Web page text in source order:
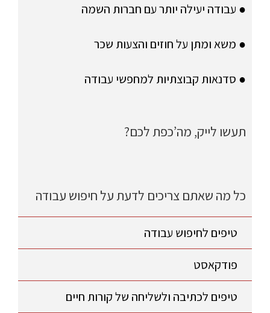
● עבודה יעילה יותר עם חברות השמה
● משא ומתן על חוזים והצעות שכר
● סדנאות קבוצתיות למחפשי עבודה
תעשו לייק, מה’כפת לכם?
כל מה שאתם צריכים לדעת על חיפוש עבודה
טיפים לחיפוש עבודה
פודקאסט
טיפים לכתיבה ולשליחה של קורות חיים